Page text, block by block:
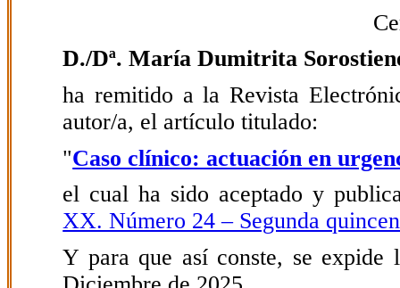
D./Dª. María Dumitrita
ha remitido a la Revista
autor/a, el artículo titulado:
"Caso clínico: actuación en
el cual ha sido aceptado y
XX. Número 24 – Segunda
Y para que así conste, se